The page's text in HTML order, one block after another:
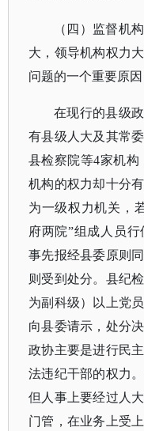
（四）监督机
大，领导机构权力
问题的一个重要原因
在现行的县级
有县级人大及其常
县检察院等4家机构
机构的权力却十分
为一级权力机关，
府两院”组成人员
事先报经县委原则
则受到处分。县纪
为副科级）以上党
向县委请示，处分
政协主要是进行民
法违纪干部的权力
但人事上要经过人
门管，在业务上受